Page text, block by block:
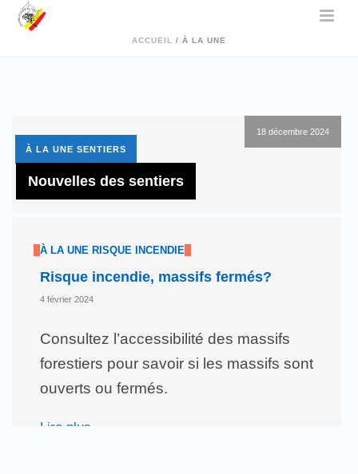
ACCUEIL / À LA UNE
18 décembre 2024
À LA UNE SENTIERS
Nouvelles des sentiers
À LA UNE RISQUE INCENDIE
Risque incendie, massifs fermés?
4 février 2024
Consultez l’accessibilité des massifs
forestiers pour savoir si les massifs sont
ouverts ou fermés.
Lire plus